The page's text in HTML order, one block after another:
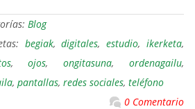
Blog
begiak,digitales, estudio, ikerketa,
,ojos, ongitasuna, ordenagailu,
, pantallas, redes sociales, teléfono
0 Comentario